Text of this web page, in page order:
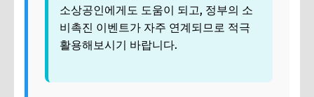
소상공인에게도 도움이 되고, 정부의 소
비촉진 이벤트가 자주 연계되므로 적극
활용해보시기 바랍니다.